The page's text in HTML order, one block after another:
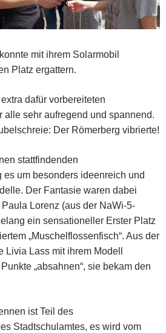
mit ihrem Solarmobil
Platz ergattern.
dafür vorbereiteten
alle sehr aufregend und spannend.
Der Römerberg vibrierte!
stattfindenden
es um besonders ideenreich und
Der Fantasie waren dabei
Lorenz (aus der NaWi-5-
ein sensationeller Erster Platz
„Muschelflossenfisch“. Aus der
Lass mit ihrem Modell
„absahnen“, sie bekam den
ist Teil des
Stadtschulamtes, es wird vom